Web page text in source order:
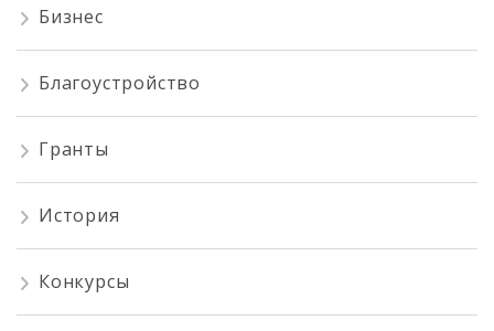
Бизнес
Благоустройство
Гранты
История
Конкурсы